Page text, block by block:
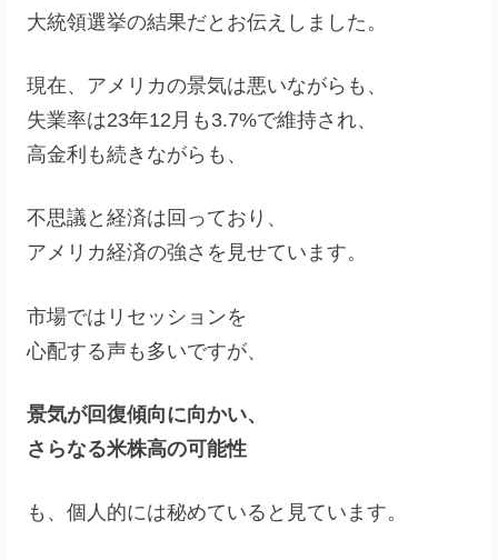
大統領選挙の結果だとお伝えしました。
現在、アメリカの景気は悪いながらも、
失業率は23年12月も3.7%で維持され、
高金利も続きながらも、
不思議と経済は回っており、
アメリカ経済の強さを見せています。
市場ではリセッションを
心配する声も多いですが、
景気が回復傾向に向かい、
さらなる米株高の可能性
も、個人的には秘めていると見ています。